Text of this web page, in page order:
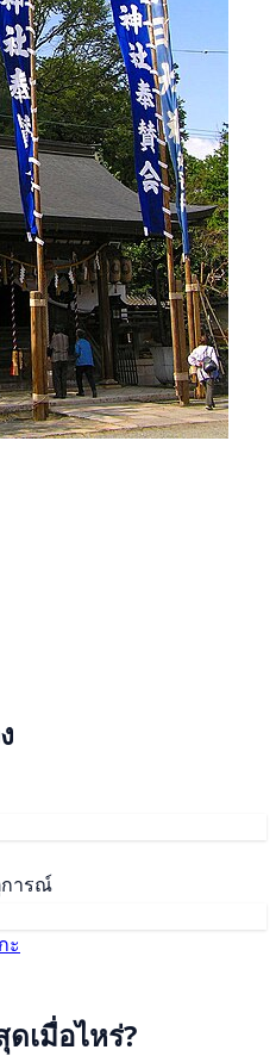
การณ์
ะ
เมื่อไหร่?